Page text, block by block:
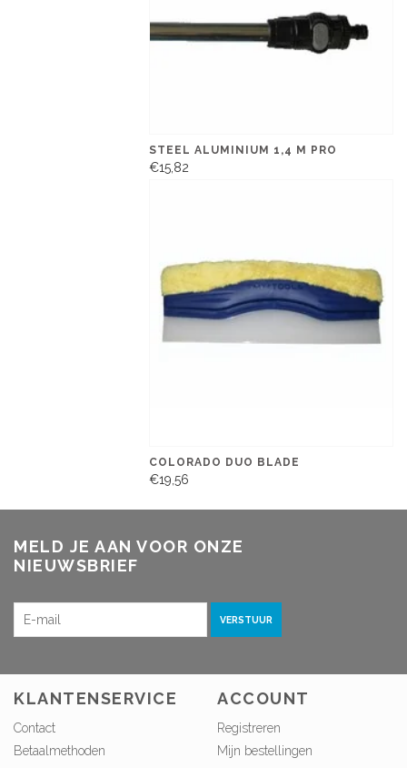
STEEL ALUMINIUM 1,4 M PRO
€15,82
COLORADO DUO BLADE
€19,56
MELD JE AAN VOOR ONZE
NIEUWSBRIEF
VERSTUUR
KLANTENSERVICE
Contact
Betaalmethoden
ACCOUNT
Registreren
Mijn bestellingen